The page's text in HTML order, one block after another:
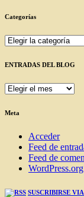
Categorías
Categorías
ENTRADAS DEL BLOG
ENTRADAS
BLOG
Meta
Acceder
Feed de
Feed de
WordPress.org
SUSCRIBIRSE